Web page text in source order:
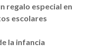
regalo especial en
escolares
la infancia